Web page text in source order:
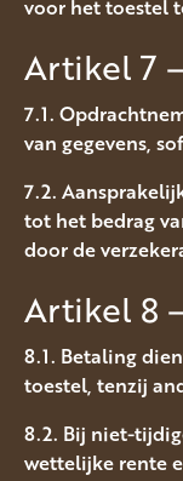
voor het toestel
Artikel 7
7.1.
van gegevens,
7.2.
tot het bedrag
door de
Artikel 8
8.1. Betaling
toestel, tenzij
8.2. Bij niet-
wettelijke rente